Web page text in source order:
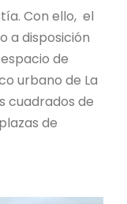
Con ello, el
a disposición
de
urbano de La
cuadrados de
de